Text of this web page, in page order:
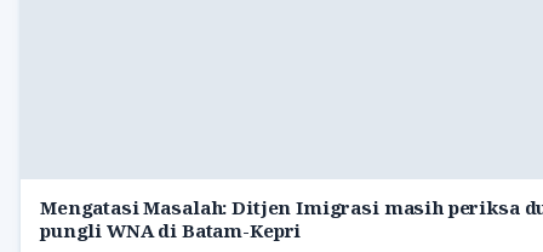
Mengatasi Masalah: Ditjen Imigrasi masih periksa
pungli WNA di Batam-Kepri